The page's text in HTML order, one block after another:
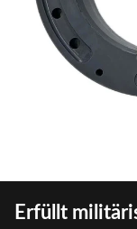
Erfüllt